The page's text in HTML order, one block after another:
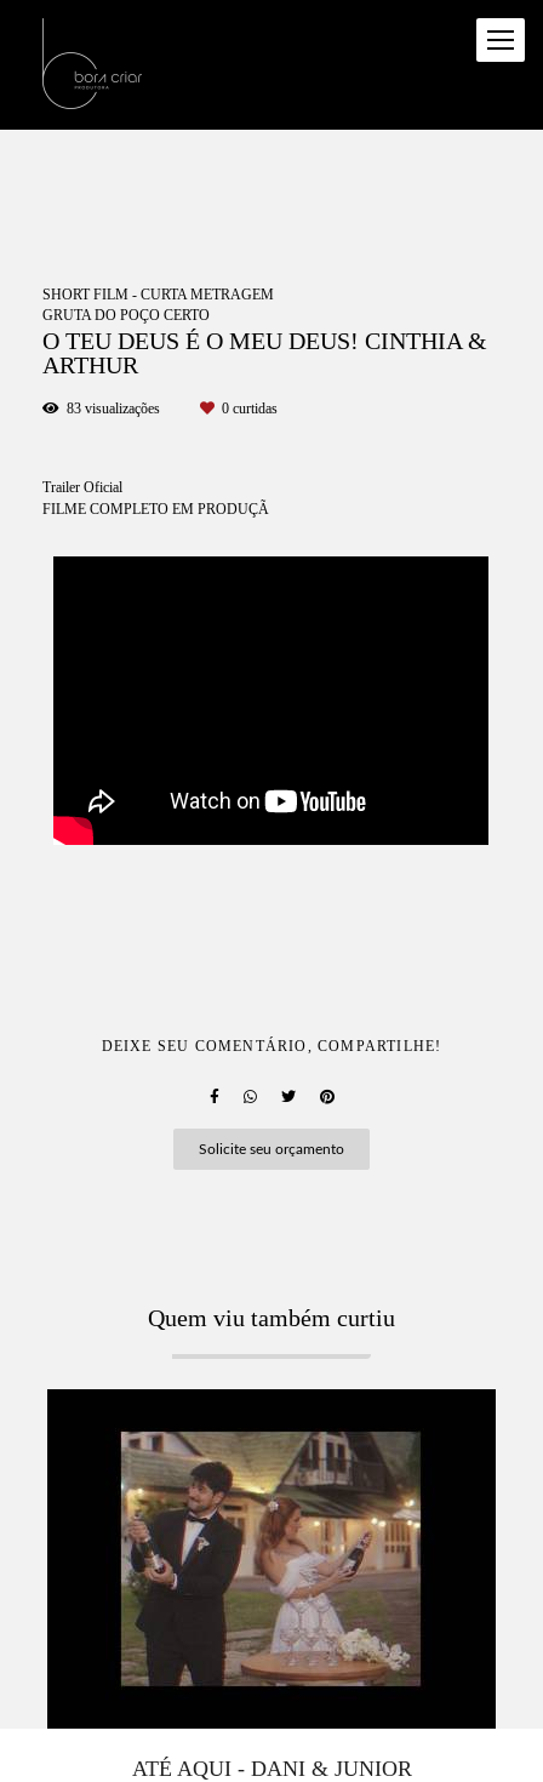
SHORT FILM - CURTA METRAGEM
GRUTA DO POÇO CERTO
O TEU DEUS É O MEU DEUS! CINTHIA &
ARTHUR
83 visualizações 0 curtidas
Trailer Oficial
FILME COMPLETO EM PRODUÇÃ
DEIXE SEU COMENTÁRIO, COMPARTILHE!
Solicite seu orçamento
Quem viu também curtiu
ATÉ AQUI - DANI & JUNIOR